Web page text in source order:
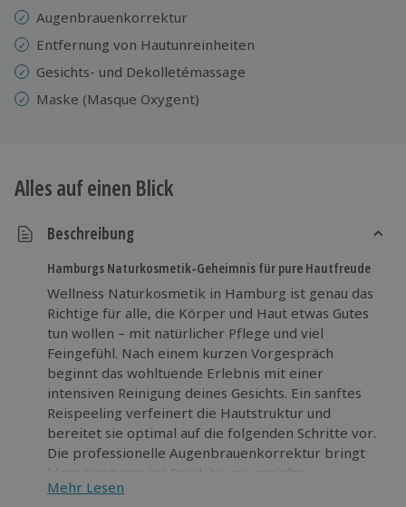
Augenbrauenkorrektur
Entfernung von Hautunreinheiten
Gesichts- und Dekolletémassage
Maske (Masque Oxygent)
Alles auf einen Blick
Beschreibung
Hamburgs Naturkosmetik-Geheimnis für pure Hautfreude
Wellness Naturkosmetik in Hamburg ist genau das
Richtige für alle, die Körper und Haut etwas Gutes
tun wollen – mit natürlicher Pflege und viel
Feingefühl. Nach einem kurzen Vorgespräch
beginnt das wohltuende Erlebnis mit einer
intensiven Reinigung deines Gesichts. Ein sanftes
Reispeeling verfeinert die Hautstruktur und
bereitet sie optimal auf die folgenden Schritte vor.
Die professionelle Augenbrauenkorrektur bringt
klare Konturen ins Spiel, bevor gezielte
Ausreinigungen für ein ebenmäßiges Hautbild
Mehr Lesen